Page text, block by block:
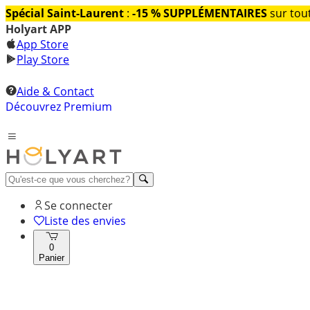
Spécial Saint-Laurent : -15 % SUPPLÉMENTAIRESsur
Holyart APP
App Store
Play Store
Aide & Contact
Découvrez Premium
Se connecter
Liste des envies
0
Panier